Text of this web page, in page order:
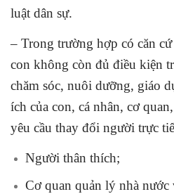
luật dân sự.
– Trong trường hợp có căn
con không còn đủ điều kiện
chăm sóc, nuôi dưỡng, giáo
ích của con, cá nhân, cơ
yêu cầu thay đổi người trực
Người thân thích;
Cơ quan quản lý nhà nước